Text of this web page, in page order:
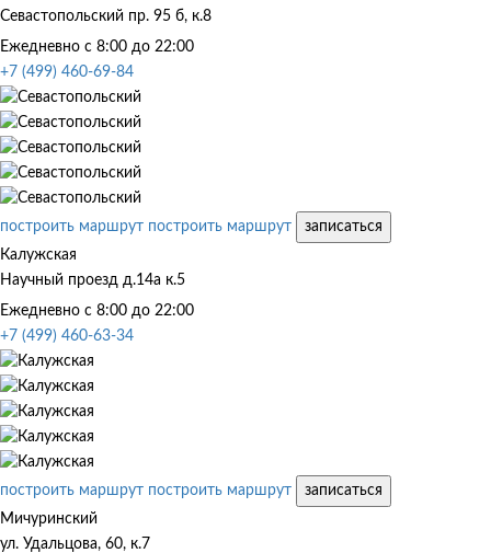
Севастопольский пр. 95 б, к.8
Ежедневно с 8:00 до 22:00
+7 (499) 460-69-84
построить маршрут построить маршрут
записаться
Калужская
Научный проезд д.14а к.5
Ежедневно с 8:00 до 22:00
+7 (499) 460-63-34
построить маршрут построить маршрут
записаться
Мичуринский
ул. Удальцова, 60, к.7